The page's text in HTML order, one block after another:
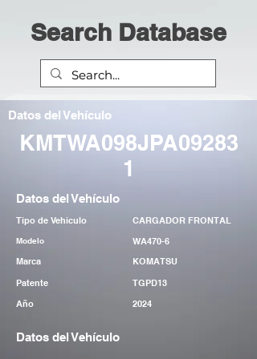
Search Database
Datos del Vehículo
KMTWA098JPA09283
1
Datos del Vehículo
Tipo de Vehiculo CARGADOR FRONTAL
Modelo
WA470-6
Marca
KOMATSU
Patente
TGPD13
Año
2024
Datos del Vehículo